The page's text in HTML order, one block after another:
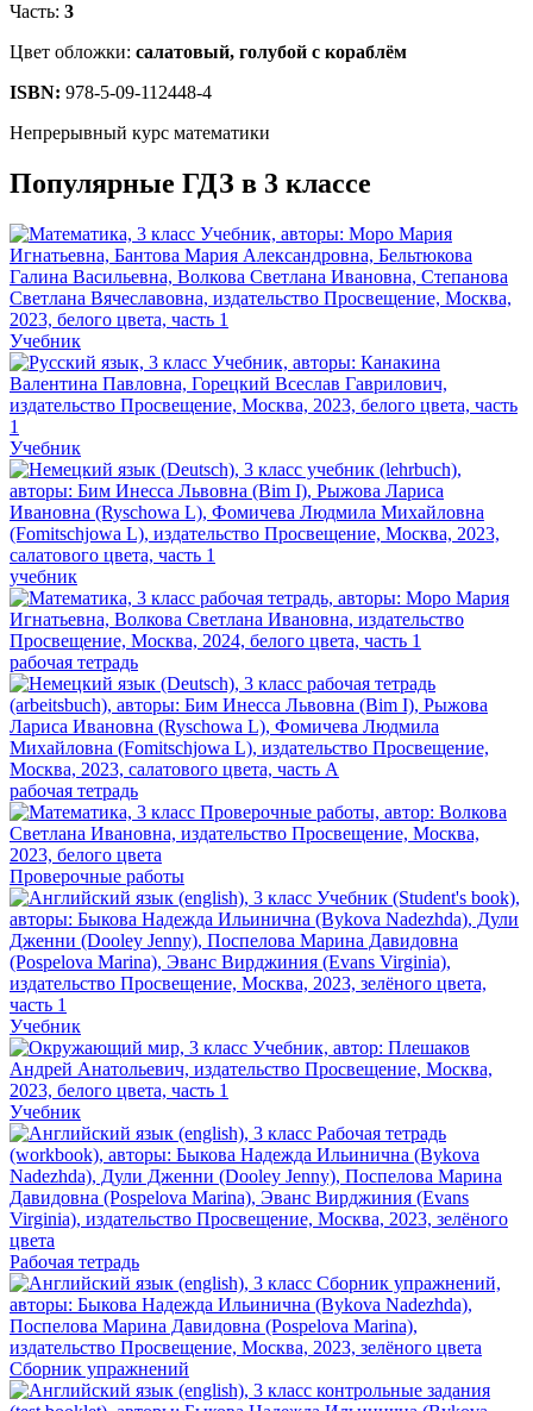
Часть: 3
Цвет обложки: салатовый, голубой с кораблём
ISBN: 978-5-09-112448-4
Непрерывный курс математики
Популярные ГДЗ в 3 классе
Учебник
Учебник
учебник
рабочая тетрадь
рабочая тетрадь
Проверочные работы
Учебник
Учебник
Рабочая тетрадь
Сборник упражнений